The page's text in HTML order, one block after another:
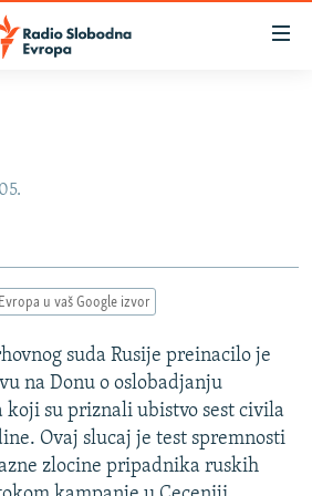
u vaš Google izvor
suda Rusije preinacilo je
na Donu o oslobadjanju
koji su priznali ubistvo sest civila
Ovaj slucaj je test spremnosti
zlocine pripadnika ruskih